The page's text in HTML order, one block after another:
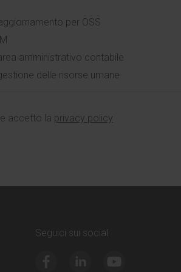
per OSS
amministrativo contabile
delle risorse umane
accetto la privacy policy
Seguici sui social